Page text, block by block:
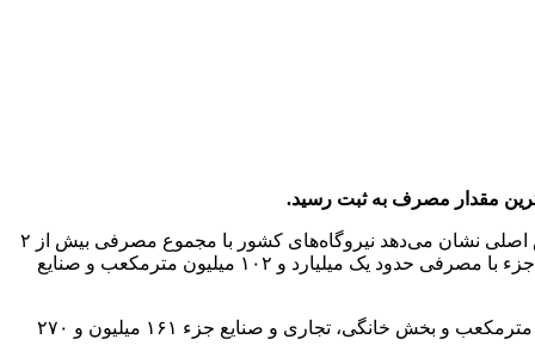
به گزارش پایگاه خبری شباویز به نقل از پایگاه خبری شانا،بررسی وضع مصرف گاز طبیعی در بازه زمانی ۱۱ تا ۱۷ مرداد ۱۴۰۴ در سه بخش اصلی نشان می‌دهد نیروگاه‌های کشور با مجموع مصرفی بیش از ۲
میلیارد و ۱۵۸ میلیون مترمکعب، بار دیگر در صدر فهرست مصرف‌کنندگان گاز قرار گرفتند. پس از نیروگاه‌ها، بخش خانگی، تجاری و صنایع جزء با مصرفی حدود یک میلیارد و ۱۰۲ میلیون مترمکعب و صنایع
نیروگاه‌ها ۳۰۵ میلیون و ۷۵۰ هزار مترمکعب گاز دریافت کردند. در همین روز مصرف صنایع عمده ۱۵۱ میلیون و ۵۲۰ هزار مترمکعب و بخش خانگی، تجاری و صنایع جزء ۱۶۱ میلیون و ۲۷۰